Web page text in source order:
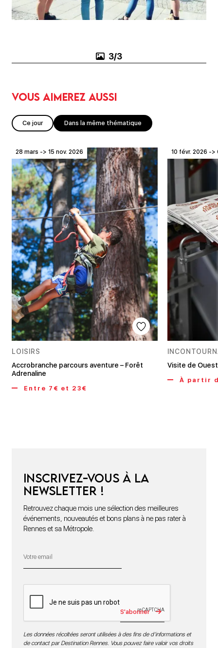
3/3
Vous aimerez aussi
Ce jour Dans la même thématique
28 mars -> 15 nov. 2026
LOISIRS
Accrobranche parcours aventure – Forêt
Adrenaline
Entre 7€ et 23€
10 févr. 2026 ->
Visite de
À partir
Inscrivez-vous à la
newsletter !
Retrouvez chaque mois une sélection des meilleures
événements, nouveautés et bons plans à ne pas rater à
Rennes et sa Métropole.
S'abonner
Les données récoltées seront utilisées à des fins de d’informations et
de contact par Destination Rennes. Vous pouvez faire valoir vos droits